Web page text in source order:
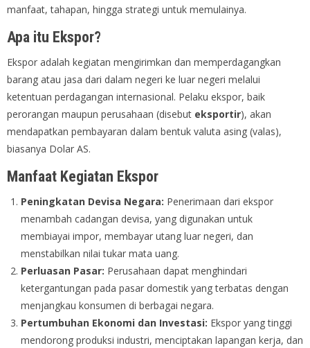
manfaat, tahapan, hingga strategi untuk memulainya.
Apa itu Ekspor?
Ekspor adalah kegiatan mengirimkan dan memperdagangkan
barang atau jasa dari dalam negeri ke luar negeri melalui
ketentuan perdagangan internasional. Pelaku ekspor, baik
perorangan maupun perusahaan (disebut eksportir), akan
mendapatkan pembayaran dalam bentuk valuta asing (valas),
biasanya Dolar AS.
Manfaat Kegiatan Ekspor
Peningkatan Devisa Negara: Penerimaan dari ekspor
menambah cadangan devisa, yang digunakan untuk
membiayai impor, membayar utang luar negeri, dan
menstabilkan nilai tukar mata uang.
Perluasan Pasar: Perusahaan dapat menghindari
ketergantungan pada pasar domestik yang terbatas dengan
menjangkau konsumen di berbagai negara.
Pertumbuhan Ekonomi dan Investasi: Ekspor yang tinggi
mendorong produksi industri, menciptakan lapangan kerja, dan